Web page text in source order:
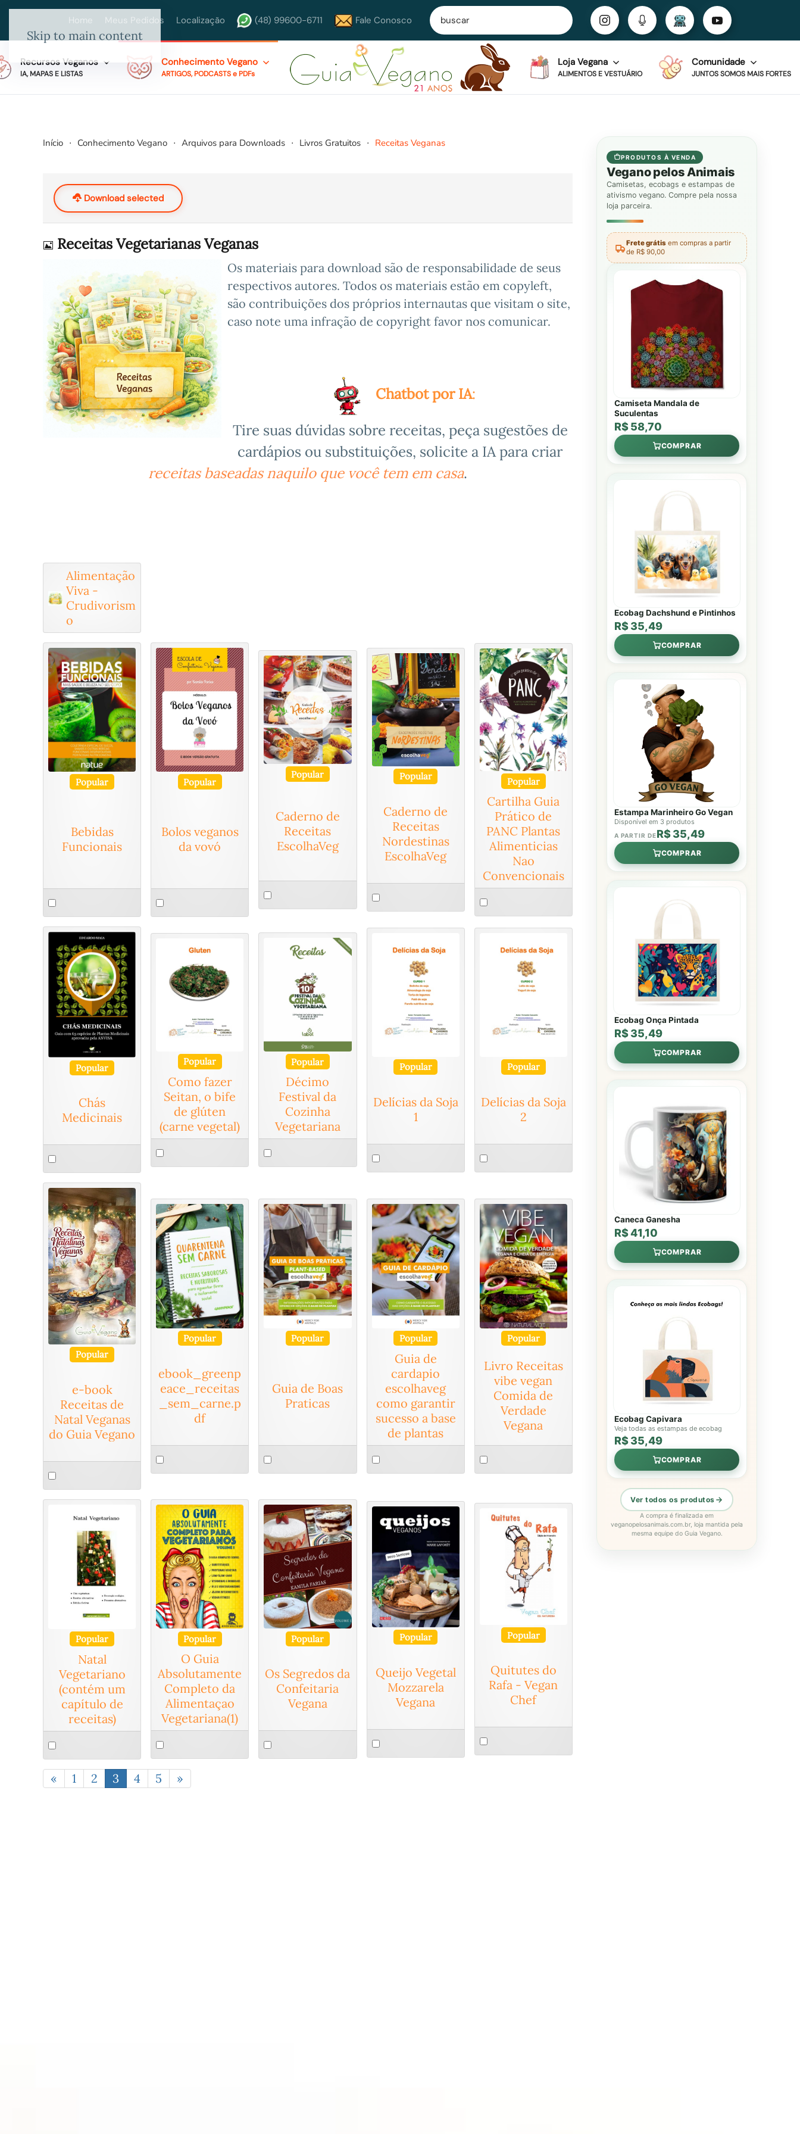
Skip to main content
Home Meus Pedidos Localização (48) 99600-6711 Fale Conosco
Recursos Veganos
IA, MAPAS E LISTAS
Conhecimento Vegano
ARTIGOS, PODCASTS e PDFs
Loja Vegana
ALIMENTOS E VESTUÁRIO
Comunidade
JUNTOS SOMOS MAIS FORTES
Início Conhecimento Vegano Arquivos para Downloads Livros Gratuitos Receitas Veganas
Download selected
Imagem
Receitas Vegetarianas Veganas
Os materiais para download são de responsabilidade de seus
respectivos autores. Todos os materiais estão em copyleft,
são contribuições dos próprios internautas que visitam o site,
caso note uma infração de copyright favor nos comunicar.
Chatbot por IA:
Tire suas dúvidas sobre receitas, peça sugestões de
cardápios ou substituições, solicite a IA para criar
receitas baseadas naquilo que você tem em casa.
Alimentação
Viva -
Crudivorism
o
Popular
Bebidas
Funcionais
Select
an
item
Popular
Bolos veganos
da vovó
Select
an
item
Popular
Caderno de
Receitas
EscolhaVeg
Select
an
Popular
Caderno de
Receitas
Nordestinas
EscolhaVeg
Select
an
item
Popular
Cartilha Guia
Prático de
PANC Plantas
Alimenticias
Nao
Convencionais
Select
an
item
Popular
Chás
Medicinais
Select
an
item
Popular
Como fazer
Seitan, o bife
de glúten
(carne vegetal)
Select
an
Popular
Décimo
Festival da
Cozinha
Vegetariana
Select
an
Popular
Delícias da Soja
1
Select
an
Popular
Delícias da Soja
2
Select
an
Popular
e-book
Receitas de
Natal Veganas
do Guia Vegano
Select
an
item
Popular
ebook_greenp
eace_receitas
_sem_carne.p
df
Select
an
Popular
Guia de Boas
Praticas
Select
an
Popular
Guia de
cardapio
escolhaveg
como garantir
sucesso a base
de plantas
Select
an
Popular
Livro Receitas
vibe vegan
Comida de
Verdade
Vegana
Select
an
Popular
Natal
Vegetariano
(contém um
capítulo de
receitas)
Select
an
item
Popular
O Guia
Absolutamente
Completo da
Alimentaçao
Vegetariana(1)
Select
an
item
Popular
Os Segredos da
Confeitaria
Vegana
Select
an
Popular
Queijo Vegetal
Mozzarela
Vegana
Select
an
Popular
Quitutes do
Rafa - Vegan
Chef
Select
an
« 1 2 3 4 5 »
PRODUTOS À VENDA
Vegano pelos Animais
Camisetas, ecobags e estampas de
ativismo vegano. Compre pela nossa
loja parceira.
Frete grátis em compras a partir
de R$ 90,00
Camiseta Mandala de
Suculentas
R$ 58,70
COMPRAR
Ecobag Dachshund e Pintinhos
R$ 35,49
COMPRAR
Estampa Marinheiro Go Vegan
Disponível em 3 produtos
A PARTIR DER$ 35,49
COMPRAR
Ecobag Onça Pintada
R$ 35,49
COMPRAR
Caneca Ganesha
R$ 41,10
COMPRAR
Ecobag Capivara
Veja todas as estampas de ecobag
R$ 35,49
COMPRAR
Ver todos os produtos
A compra é finalizada em
veganopelosanimais.com.br, loja mantida pela
mesma equipe do Guia Vegano.